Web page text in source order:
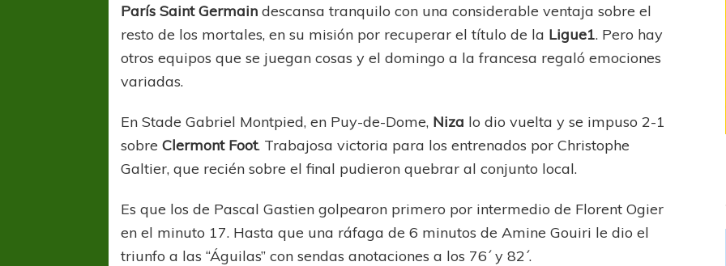
el
nuevo
escolta
París Saint Germain descansa tranquilo con una considerable ventaja sobre el
resto de los mortales, en su misión por recuperar el título de la Ligue1. Pero hay
otros equipos que se juegan cosas y el domingo a la francesa regaló emociones
variadas.
En Stade Gabriel Montpied, en Puy-de-Dome, Niza lo dio vuelta y se impuso 2-1
sobreClermont Foot. Trabajosa victoria para los entrenados por Christophe
Galtier, que recién sobre el final pudieron quebrar al conjunto local.
Es que los de Pascal Gastien golpearon primero por intermedio de Florent Ogier
en el minuto 17. Hasta que una ráfaga de 6 minutos de Amine Gouiri le dio el
triunfo a las “Águilas” con sendas anotaciones a los 76´ y 82´.